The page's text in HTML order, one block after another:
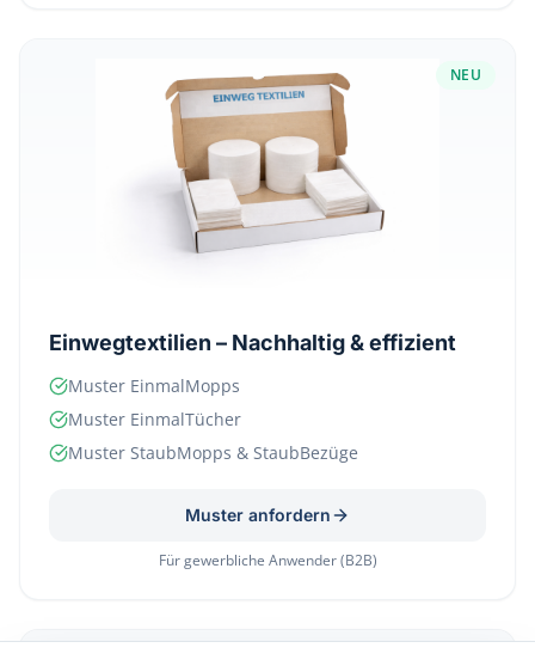
NEU
Einwegtextilien – Nachhaltig & effizient
Muster EinmalMopps
Muster EinmalTücher
Muster StaubMopps & StaubBezüge
Muster anfordern
Für gewerbliche Anwender (B2B)